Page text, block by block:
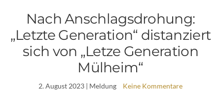
Nach Anschlagsdrohung:
„Letzte Generation“ distanziert
sich von „Letze Generation
Mülheim“
2. August 2023 | Meldung Keine Kommentare